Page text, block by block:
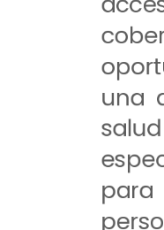
una
salud